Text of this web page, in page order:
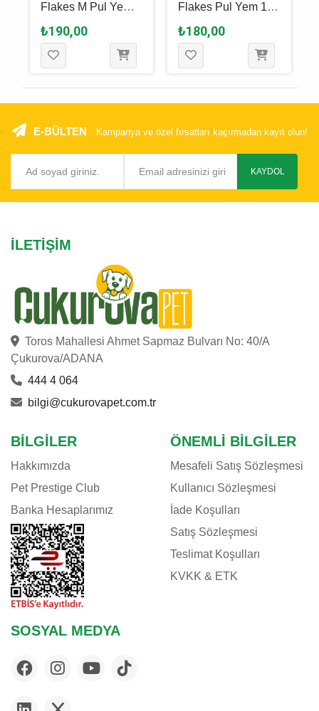
Flakes M Pul Yem
100 Ml - 18 Gr
₺190,00
Flakes Pul Yem 100
Ml - 30 Gr
₺180,00
E-BÜLTEN Kampanya ve özel fırsatları kaçırmadan kayıt olun!
KAYDOL
İLETIŞIM
Toros Mahallesi Ahmet Sapmaz Bulvarı No: 40/A
Çukurova/ADANA
444 4 064
bilgi@cukurovapet.com.tr
BILGILER
Hakkımızda
Pet Prestige Club
Banka Hesaplarımız
ÖNEMLI BILGILER
Mesafeli Satış Sözleşmesi
Kullanıcı Sözleşmesi
İade Koşulları
Satış Sözleşmesi
Teslimat Koşulları
KVKK & ETK
SOSYAL MEDYA